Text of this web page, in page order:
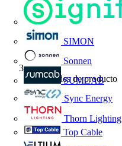
SIMON
Sonnen
SUMCAB
Sync Energy
Thorn Lighting
Top Cable
Novedades de producto